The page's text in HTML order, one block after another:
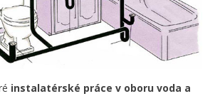
instalatérské práce v oboru voda a